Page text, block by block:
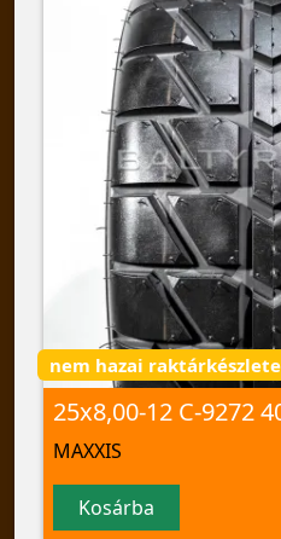
nem hazai
25x8,00-12 C-9272
MAXXIS
Kosárba